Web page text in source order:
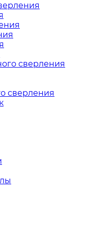
сверления
сверления